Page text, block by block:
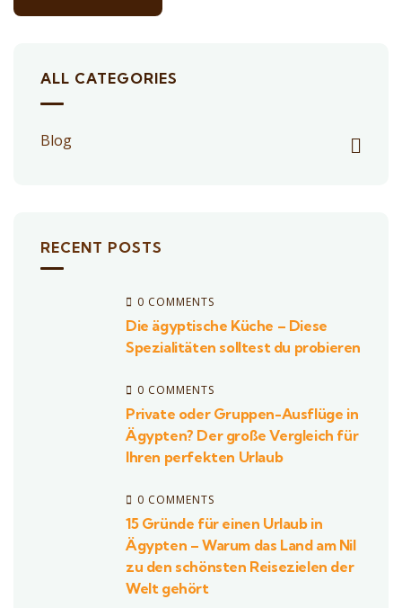
ALL CATEGORIES
Blog
RECENT POSTS
0 COMMENTS
Die ägyptische Küche – Diese
Spezialitäten solltest du probieren
0 COMMENTS
Private oder Gruppen-Ausflüge in
Ägypten? Der große Vergleich für
Ihren perfekten Urlaub
0 COMMENTS
15 Gründe für einen Urlaub in
Ägypten – Warum das Land am Nil
zu den schönsten Reisezielen der
Welt gehört